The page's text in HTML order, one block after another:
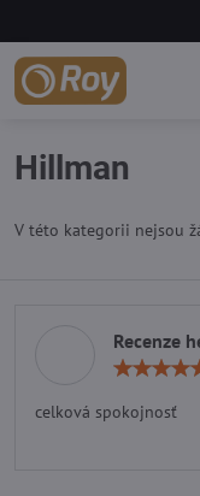
Hillman
V této kategorii nejsou
Recenze
celková spokojnosť